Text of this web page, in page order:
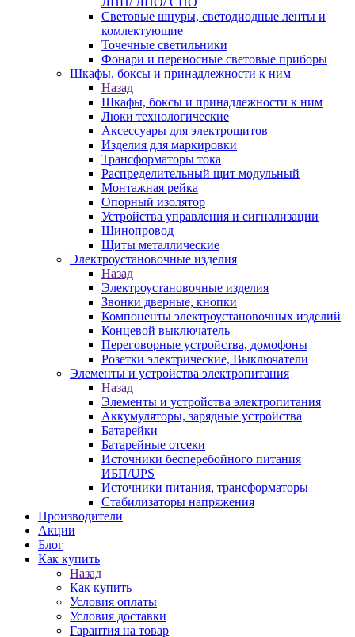
Световые шнуры, светодиодные ленты и
комлектующие
Точечные светильники
Фонари и переносные световые приборы
Шкафы, боксы и принадлежности к ним
Назад
Шкафы, боксы и принадлежности к ним
Люки технологические
Аксессуары для электрощитов
Изделия для маркировки
Трансформаторы тока
Распределительный щит модульный
Монтажная рейка
Опорный изолятор
Устройства управления и сигнализации
Шинопровод
Щиты металлические
Электроустановочные изделия
Назад
Электроустановочные изделия
Звонки дверные, кнопки
Компоненты электроустановочных изделий
Концевой выключатель
Переговорные устройства, домофоны
Розетки электрические, Выключатели
Элементы и устройства электропитания
Назад
Элементы и устройства электропитания
Аккумуляторы, зарядные устройства
Батарейки
Батарейные отсеки
Источники бесперебойного питания
ИБП/UPS
Источники питания, трансформаторы
Стабилизаторы напряжения
Производители
Акции
Блог
Как купить
Назад
Как купить
Условия оплаты
Условия доставки
Гарантия на товар